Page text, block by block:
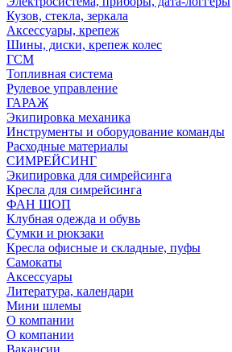
Кузов, стекла, зеркала
Аксессуары, крепеж
Шины, диски, крепеж колес
ГСМ
Топливная система
Рулевое управление
ГАРАЖ
Экипировка механика
Инструменты и оборудование команды
Расходные материалы
СИМРЕЙСИНГ
Экипировка для симрейсинга
Кресла для симрейсинга
ФАН ШОП
Клубная одежда и обувь
Сумки и рюкзаки
Кресла офисные и складные, пуфы
Самокаты
Аксессуары
Литература, календари
Мини шлемы
О компании
О компании
Вакансии